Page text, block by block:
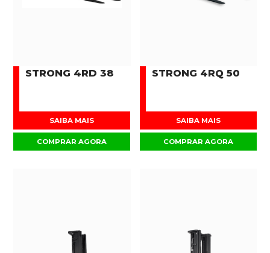
STRONG 4RD 38
SAIBA MAIS
COMPRAR AGORA
STRONG 4RQ 50
SAIBA MAIS
COMPRAR AGORA